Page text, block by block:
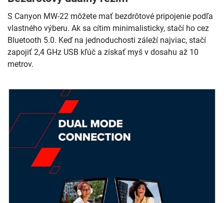
S Canyon MW-22 môžete mať bezdrôtové pripojenie podľa
vlastného výberu. Ak sa cítim minimalisticky, stačí ho cez
Bluetooth 5.0. Keď na jednoduchosti záleží najviac, stačí
zapojiť 2,4 GHz USB kľúč a získať myš v dosahu až 10
metrov.